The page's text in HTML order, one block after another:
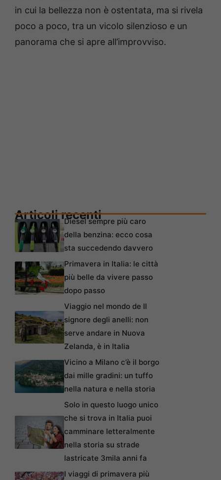
in cui la bellezza non è ostentata, ma si rivela
poco a poco, tra un vicolo silenzioso e un
panorama che si apre all’improvviso.
Articoli recentiDiesel sempre più caro
della benzina: ecco cosa
sta succedendo davvero
Primavera in Italia: le città
più belle da vivere passo
dopo passo
Viaggio nel mondo de Il
signore degli anelli: non
serve andare in Nuova
Zelanda, è in Italia
Vicino a Milano c’è il borgo
dai mille gradini: un tuffo
nella natura e nella storia
Solo in questo luogo unico
che si trova in Italia puoi
camminare letteralmente
nella storia su strade
lastricate 3mila anni fa
I viaggi di primavera più